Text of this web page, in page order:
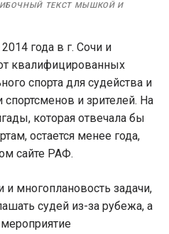
ТЕКСТ МЫШКОЙ И
года в г. Сочи и
квалифицированных
спорта для судейства и
спортсменов и зрителей. На
которая отвечала бы
остается менее года,
сайте РАФ.
многоплановость задачи,
судей из-за рубежа, а